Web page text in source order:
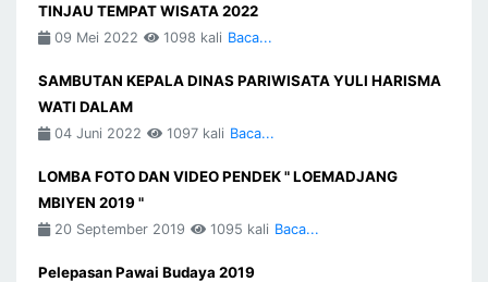
TINJAU TEMPAT WISATA 2022
09 Mei 2022 1098 kali Baca...
SAMBUTAN KEPALA DINAS PARIWISATA YULI HARISMA
WATI DALAM
04 Juni 2022 1097 kali Baca...
LOMBA FOTO DAN VIDEO PENDEK " LOEMADJANG
MBIYEN 2019 "
20 September 2019 1095 kali Baca...
Pelepasan Pawai Budaya 2019